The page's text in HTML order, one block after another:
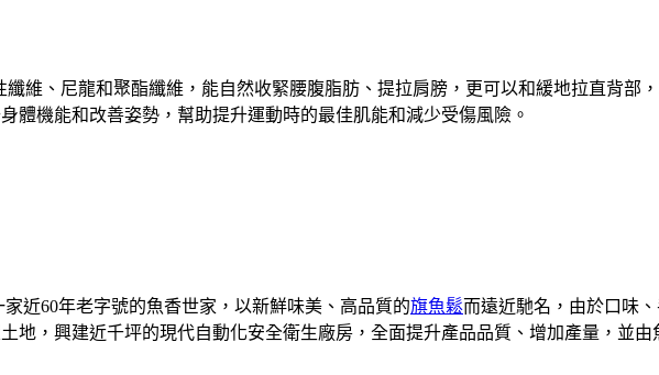
纖維、尼龍和聚酯纖維，能自然收緊腰腹脂肪、提拉肩膀，更可以和緩地拉直背部
體機能和改善姿勢，幫助提升運動時的最佳肌能和減少受傷風險。
近60年老字號的魚香世家，以新鮮味美、高品質的旗魚鬆而遠近馳名，由於口味
地，興建近千坪的現代自動化安全衛生廠房，全面提升產品品質、增加產量，並